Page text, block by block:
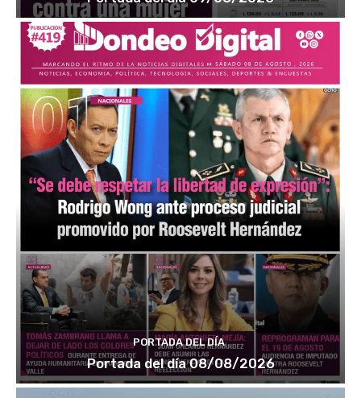
PORTADA DEL DÍA
Portada del día 08/08/2026